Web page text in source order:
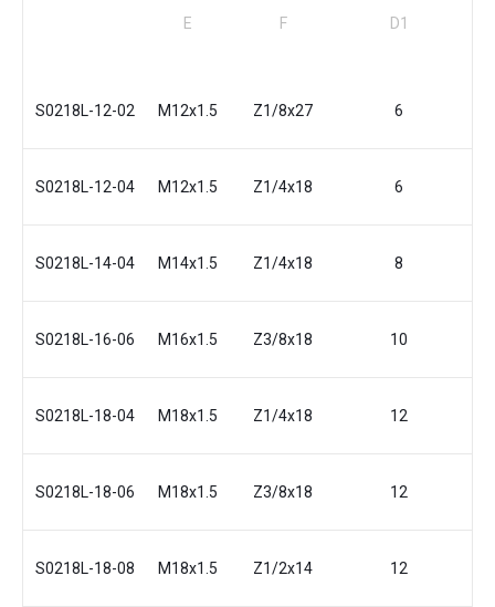
Е
F D1
S0218L-12-02 M12x1.5 Z1/8x27 6
S0218L-12-04 M12x1.5 Z1/4x18 6
S0218L-14-04 M14x1.5 Z1/4x18 8
S0218L-16-06 M16x1.5 Z3/8x18 10
S0218L-18-04 M18x1.5 Z1/4x18 12
S0218L-18-06 M18x1.5 Z3/8x18 12
S0218L-18-08 M18x1.5 Z1/2x14 12